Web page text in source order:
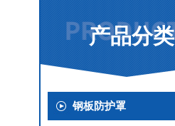
产品分类
钢板防护罩